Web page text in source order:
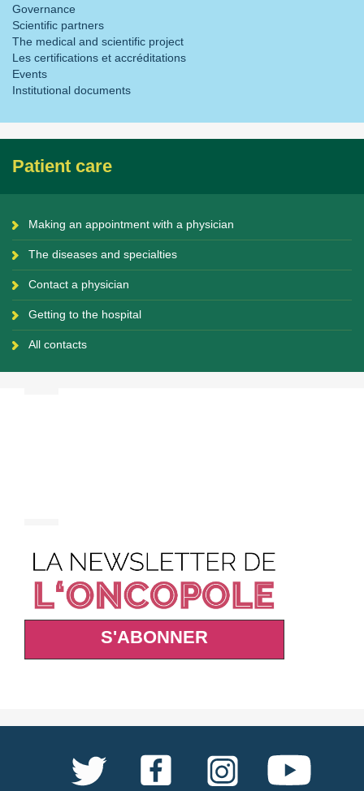
Governance
Scientific partners
The medical and scientific project
Les certifications et accréditations
Events
Institutional documents
Patient care
Making an appointment with a physician
The diseases and specialties
Contact a physician
Getting to the hospital
All contacts
S'ABONNER